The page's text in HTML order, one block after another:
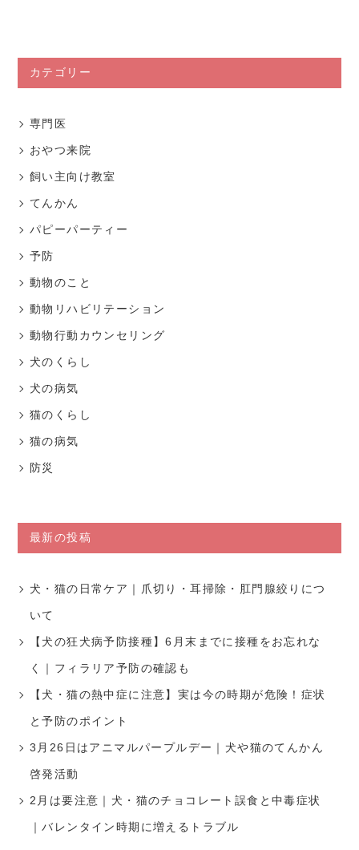
カテゴリー
専門医
おやつ来院
飼い主向け教室
てんかん
パピーパーティー
予防
動物のこと
動物リハビリテーション
動物行動カウンセリング
犬のくらし
犬の病気
猫のくらし
猫の病気
防災
最新の投稿
犬・猫の日常ケア｜爪切り・耳掃除・肛門腺絞りにつ
いて
【犬の狂犬病予防接種】6月末までに接種をお忘れな
く｜フィラリア予防の確認も
【犬・猫の熱中症に注意】実は今の時期が危険！症状
と予防のポイント
3月26日はアニマルパープルデー｜犬や猫のてんかん
啓発活動
2月は要注意｜犬・猫のチョコレート誤食と中毒症状
｜バレンタイン時期に増えるトラブル